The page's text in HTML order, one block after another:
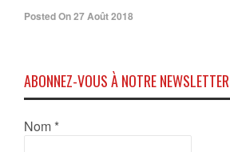
Posted On 27 Août 2018
ABONNEZ-VOUS À NOTRE NEWSLETTER
Nom *